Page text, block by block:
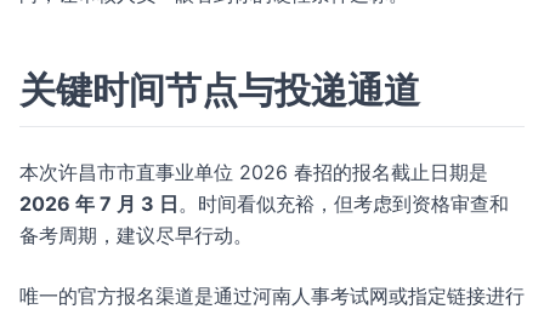
关键时间节点与投递通道
本次许昌市市直事业单位 2026 春招的报名截止日期是
2026 年 7 月 3 日。时间看似充裕，但考虑到资格审查和
备考周期，建议尽早行动。
唯一的官方报名渠道是通过河南人事考试网或指定链接进行